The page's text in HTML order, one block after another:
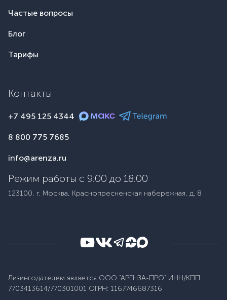
Частые вопросы
Блог
Тарифы
Контакты
+7 495 125 4344
8 800 775 7685
info@arenza.ru
Режим работы с 9:00 до 18:00
123100, г. Москва, Краснопресненская набережная, д. 8
Лизингодателем является ООО "АРЕНЗА-ПРО" ИНН/КПП:
7703413614/770301001 ОГРН: 1167746687316